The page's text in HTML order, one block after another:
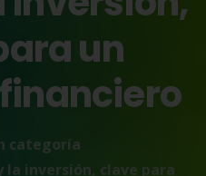
un
financiero
categoría
la inversión, clave para